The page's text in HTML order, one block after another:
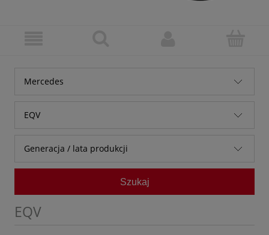
Mercedes
Baic
Bestune
BMW
BYD
EQV
C Klasa
Generacja / lata produkcji
I (2020 - obecnie)
Szukaj
EQV